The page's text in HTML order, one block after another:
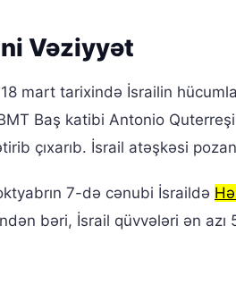
Vəziyyət
mart tarixində İsrailin
Baş katibi Antonio
çıxarıb. İsrail atəşkəsi
7-də cənubi İsraildə
bəri, İsrail qüvvələri ən